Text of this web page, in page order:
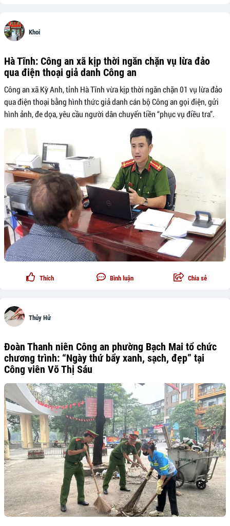
Khoi
Hà Tĩnh: Công an xã kịp thời ngăn chặn vụ lừa đảo
qua điện thoại giả danh Công an
Công an xã Kỳ Anh, tỉnh Hà Tĩnh vừa kịp thời ngăn chặn 01 vụ lừa đảo
qua điện thoại bằng hình thức giả danh cán bộ Công an gọi điện, gửi
hình ảnh, đe dọa, yêu cầu người dân chuyển tiền “phục vụ điều tra”.
Thích Bình luận Chia sẻ
Thủy Hử
Đoàn Thanh niên Công an phường Bạch Mai tổ chức
chương trình: “Ngày thứ bẩy xanh, sạch, đẹp” tại
Công viên Võ Thị Sáu